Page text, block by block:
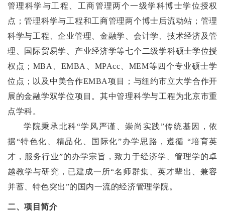
管理科学与工程、工商管理两个一级学科博士学位授权
点 ；管理科学与工程和工商管理两个博士后流动站 ； 管理
科学与工程、企业管理、金融学、会计学、技术经济及管
理、国际贸易学、产业经济学等七个 二级学科硕士学位授
权点； MBA、EMBA、MPAcc、MEM等四个专业硕士学
位点 ； 以及中美合作EMBA项目 ； 与纽约市立大学合作开
展的金融学双学位项目。其中管理科学与工程为北京市重
点学科。
学院秉承北科“学风严谨、崇尚实践”传统基因，依
据“特色化、精品化、国际化”办学思路，遵循 “培育英
才，服务行业”的办学宗旨，致力于经济学、管理学的卓
越教学与研究，已建成一所“名师群集、英才辈出、兼容
并蓄、特色突出”的国内一流的经济管理学院。
二、项目简介